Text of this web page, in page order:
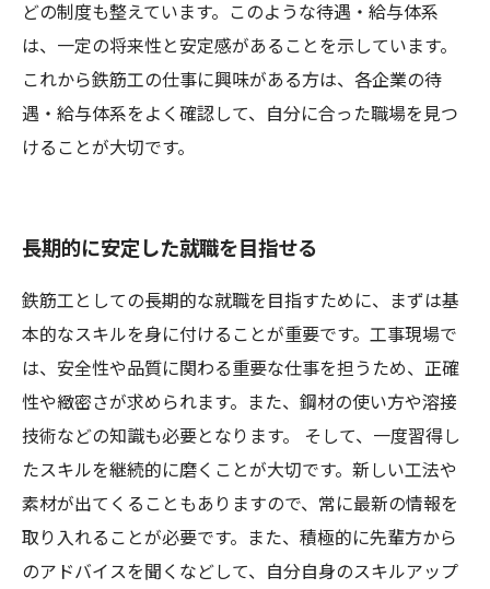
どの制度も整えています。このような待遇・給与体系
は、一定の将来性と安定感があることを示しています。
これから鉄筋工の仕事に興味がある方は、各企業の待
遇・給与体系をよく確認して、自分に合った職場を見つ
けることが大切です。
長期的に安定した就職を目指せる
鉄筋工としての長期的な就職を目指すために、まずは基
本的なスキルを身に付けることが重要です。工事現場で
は、安全性や品質に関わる重要な仕事を担うため、正確
性や緻密さが求められます。また、鋼材の使い方や溶接
技術などの知識も必要となります。 そして、一度習得し
たスキルを継続的に磨くことが大切です。新しい工法や
素材が出てくることもありますので、常に最新の情報を
取り入れることが必要です。また、積極的に先輩方から
のアドバイスを聞くなどして、自分自身のスキルアップ